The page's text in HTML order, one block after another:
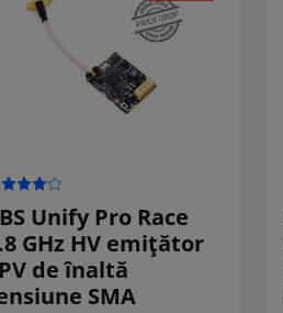
Unify Pro Race
GHz HV emițător
de înaltă
SMA